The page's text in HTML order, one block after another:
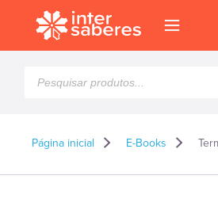
produtos
Página inicial E-Books